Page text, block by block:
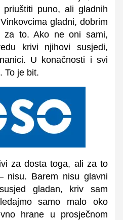
puno, ali gladnih
gladni, dobrim
za to. Ako ne oni sami,
krivi njihovi susjedi,
U konačnosti i svi
To je bit.
za dosta toga, ali za to
nisu. Barem nisu glavni
gladan, kriv sam
samo malo oko
hrane u prosječnom